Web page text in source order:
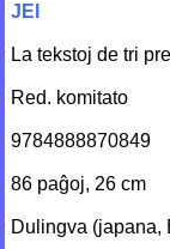
JEI
La tekstoj de tri
Red. komitato
9784888870849
86 paĝoj, 26 cm
Dulingva (japana,